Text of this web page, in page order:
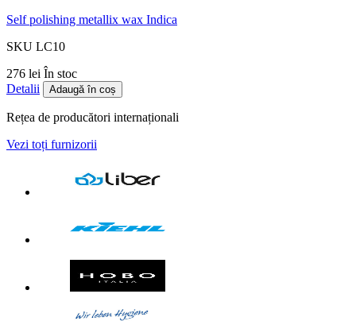
Self polishing metallix wax Indica
SKU LC10
276 lei În stoc
Detalii
Adaugă în coș
Rețea de producători internaționali
Vezi toți furnizorii